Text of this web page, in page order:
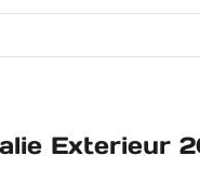
Exterieur